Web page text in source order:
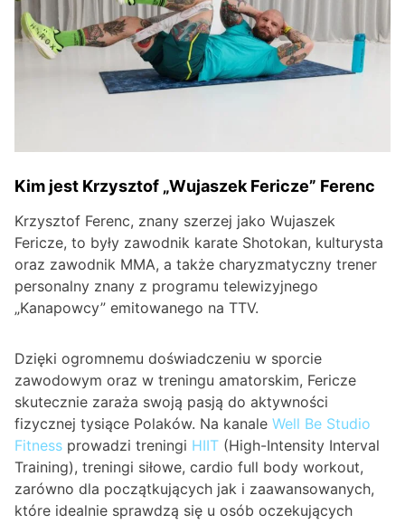
Kim jest Krzysztof „Wujaszek Fericze” Ferenc
Krzysztof Ferenc, znany szerzej jako Wujaszek
Fericze, to były zawodnik karate Shotokan, kulturysta
oraz zawodnik MMA, a także charyzmatyczny trener
personalny znany z programu telewizyjnego
„Kanapowcy” emitowanego na TTV.
Dzięki ogromnemu doświadczeniu w sporcie
zawodowym oraz w treningu amatorskim, Fericze
skutecznie zaraża swoją pasją do aktywności
fizycznej tysiące Polaków. Na kanale Well Be Studio
Fitness prowadzi treningi HIIT (High-Intensity Interval
Training), treningi siłowe, cardio full body workout,
zarówno dla początkujących jak i zaawansowanych,
które idealnie sprawdzą się u osób oczekujących